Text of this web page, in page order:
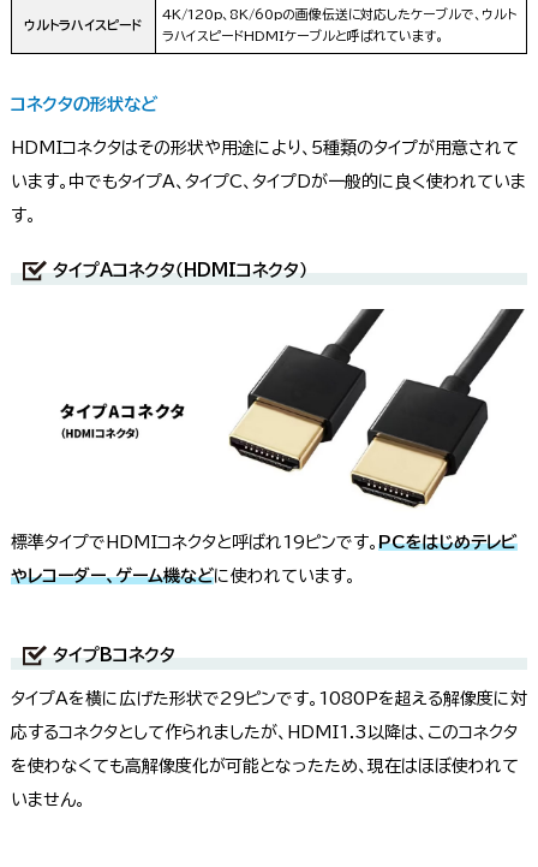
ウルトラハイスピード
4K/120p、8K/60pの画像伝送に対応したケーブルで、ウルト
ラハイスピードHDMIケーブルと呼ばれています。
コネクタの形状など
HDMIコネクタはその形状や用途により、5種類のタイプが用意されて
います。中でもタイプA、タイプC、タイプDが一般的に良く使われていま
す。
タイプAコネクタ（HDMIコネクタ）
標準タイプでHDMIコネクタと呼ばれ19ピンです。 PCをはじめテレビ
やレコーダー、ゲーム機などに使われています。
タイプBコネクタ
タイプAを横に広げた形状で29ピンです。1080Pを超える解像度に対
応するコネクタとして作られましたが、HDMI1.3以降は、このコネクタ
を使わなくても高解像度化が可能となったため、現在はほぼ使われて
いません。